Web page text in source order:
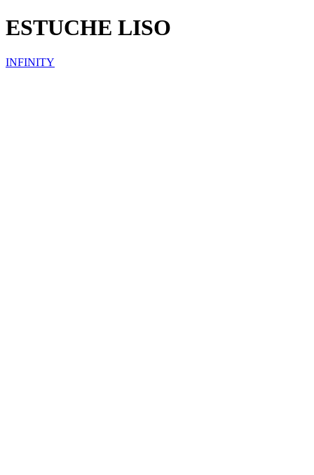
ESTUCHE LISO
INFINITY